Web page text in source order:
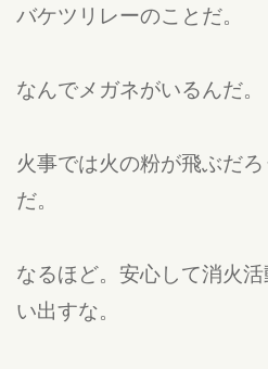
バケツリレーのことだ。
なんでメガネがいるんだ。
火事では火の粉が飛ぶだ
だ。
なるほど。安心して消火
い出すな。